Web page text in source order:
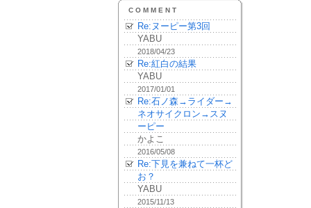
COMMENT
Re:ヌーピー第3回
YABU
2018/04/23
Re:紅白の結果
YABU
2017/01/01
Re:石ノ森→ライダー→
ネオサイクロン→スヌ
ーピー
かよこ
2016/05/08
Re:下見を兼ねて一杯ど
お？
YABU
2015/11/13